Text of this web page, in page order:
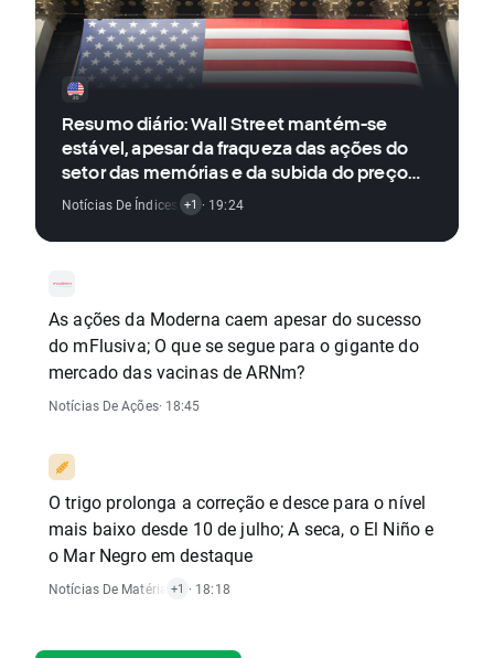
Resumo diário: Wall Street mantém-se
estável, apesar da fraqueza das ações do
setor das memórias e da subida do preço
do petróleo
Notícias De Índices ,Notícias De Ações
+1 · 19:24
As ações da Moderna caem apesar do sucesso
do mFlusiva; O que se segue para o gigante do
mercado das vacinas de ARNm?
Notícias De Ações· 18:45
O trigo prolonga a correção e desce para o nível
mais baixo desde 10 de julho; A seca, o El Niño e
o Mar Negro em destaque
Notícias De Matérias-Primas
+1 · 18:18